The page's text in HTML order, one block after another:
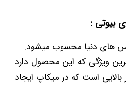
بیوتی :
های دنیا محسوب میشود.
ویژگی که این محصول دارد
است که در میکاپ ایجاد